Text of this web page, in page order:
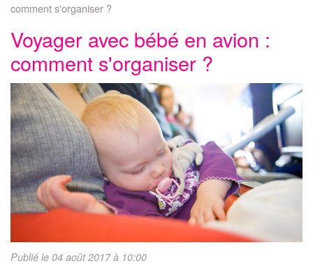
comment s'organiser ?
Voyager avec bébé en avion :
comment s'organiser ?
Publié le 04 août 2017 à 10:00